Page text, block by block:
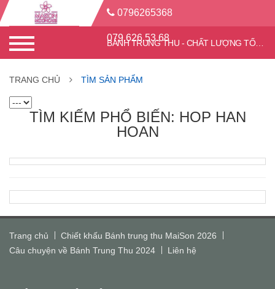
0796265368
079.626.53.68 BÁNH TRUNG THU - CHẤT LƯỢNG TỐT - CHIẾT KHẤU CAO
TRANG CHỦ TÌM SẢN PHẨM
TÌM KIẾM PHỔ BIẾN: HOP HAN
HOAN
Trang chủ
Chiết khấu Bánh trung thu MaiSon 2026
Câu chuyện về Bánh Trung Thu 2024
Liên hệ